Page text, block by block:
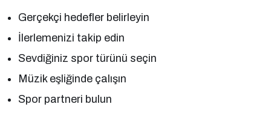
Gerçekçi hedefler belirleyin
İlerlemenizi takip edin
Sevdiğiniz spor türünü seçin
Müzik eşliğinde çalışın
Spor partneri bulun